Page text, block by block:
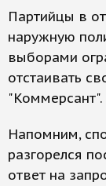
Партийцы в
наружную
выборами
отстаивать
"Коммерсант".
Напомним,
разгорелся
ответ на